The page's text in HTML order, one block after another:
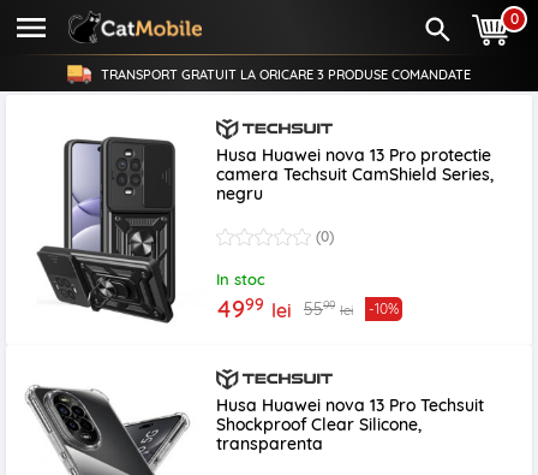
0
TRANSPORT GRATUIT LA ORICARE 3 PRODUSE COMANDATE
Husa Huawei nova 13 Pro protectie
camera Techsuit CamShield Series,
negru
(0)
In stoc
4999 lei 5599 lei -10%
Husa Huawei nova 13 Pro Techsuit
Shockproof Clear Silicone,
transparenta